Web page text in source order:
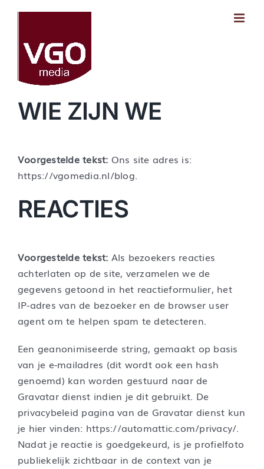
WIE ZIJN WE
Voorgestelde tekst: Ons site adres is:
https://vgomedia.nl/blog.
REACTIES
Voorgestelde tekst: Als bezoekers reacties
achterlaten op de site, verzamelen we de
gegevens getoond in het reactieformulier, het
IP-adres van de bezoeker en de browser user
agent om te helpen spam te detecteren.
Een geanonimiseerde string, gemaakt op basis
van je e-mailadres (dit wordt ook een hash
genoemd) kan worden gestuurd naar de
Gravatar dienst indien je dit gebruikt. De
privacybeleid pagina van de Gravatar dienst kun
je hier vinden: https://automattic.com/privacy/.
Nadat je reactie is goedgekeurd, is je profielfoto
publiekelijk zichtbaar in de context van je